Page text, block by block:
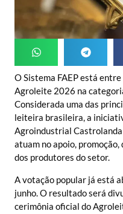
O Sistema FAEP está
Agroleite 2026 na
Considerada uma das
leiteira brasileira, a
Agroindustrial
atuam no apoio,
dos produtores do setor.
A votação popular já está
junho. O resultado será
cerimônia oficial do